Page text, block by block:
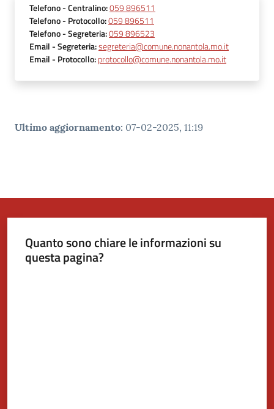
Telefono- Centralino:059 896511
Telefono- Protocollo:059 896511
Telefono- Segreteria:059 896523
Email- Segreteria:segreteria@comune.nonantola.mo.it
Email- Protocollo:protocollo@comune.nonantola.mo.it
Ultimo aggiornamento: 07-02-2025, 11:19
Quanto sono chiare le informazioni su
questa pagina?